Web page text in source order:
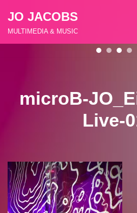
Zum
JO JACOBS
MULTIMEDIA & MUSIC
microB-
Live-